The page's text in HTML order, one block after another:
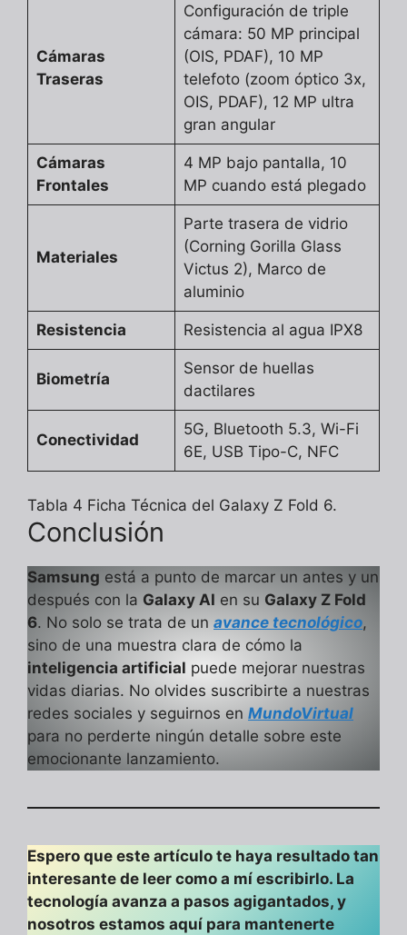
Cámaras
Traseras
Configuración de triple
cámara: 50 MP principal
(OIS, PDAF), 10 MP
telefoto (zoom óptico 3x,
OIS, PDAF), 12 MP ultra
gran angular
Cámaras
Frontales
4 MP bajo pantalla, 10
MP cuando está plegado
Materiales
Parte trasera de vidrio
(Corning Gorilla Glass
Victus 2), Marco de
aluminio
Resistencia Resistencia al agua IPX8
Biometría
Sensor de huellas
dactilares
Conectividad
5G, Bluetooth 5.3, Wi-Fi
6E, USB Tipo-C, NFC
Tabla 4 Ficha Técnica del Galaxy Z Fold 6.
Conclusión
Samsung está a punto de marcar un antes y un
después con la Galaxy AI en su Galaxy Z Fold
6. No solo se trata de un avance tecnológico,
sino de una muestra clara de cómo la
inteligencia artificial puede mejorar nuestras
vidas diarias. No olvides suscribirte a nuestras
redes sociales y seguirnos en MundoVirtual
para no perderte ningún detalle sobre este
emocionante lanzamiento.
Espero que este artículo te haya resultado tan
interesante de leer como a mí escribirlo. La
tecnología avanza a pasos agigantados, y
nosotros estamos aquí para mantenerte